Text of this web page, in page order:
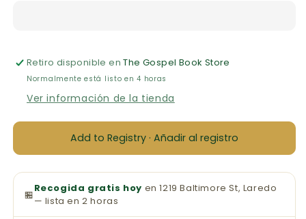
Valera
1960
con
Índice
Valera
1960
con
Índice
Retiro disponible enThe Gospel Book Store
Normalmente está listo en 4 horas
Ver información de la tienda
Add to Registry · Añadir al registro
🏪Recogida gratis hoy en 1219 Baltimore St, Laredo
— lista en 2 horas